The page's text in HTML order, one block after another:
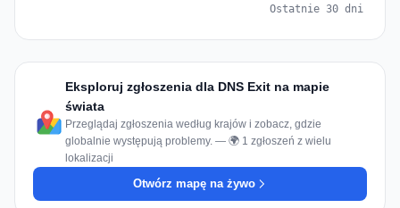
Ostatnie 30 dni
Eksploruj zgłoszenia dla DNS Exit na mapie
świata
Przeglądaj zgłoszenia według krajów i zobacz, gdzie
globalnie występują problemy. — 🌍 1 zgłoszeń z wielu
lokalizacji
Otwórz mapę na żywo